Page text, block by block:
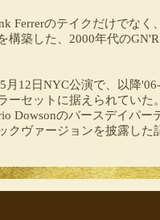
Ferrerのテイクだけでな
構築した、2000年代の
月12日NYC公演で、以降
ーセットに据えられていた
Dowsonのバースデイパ
クヴァージョンを披露した